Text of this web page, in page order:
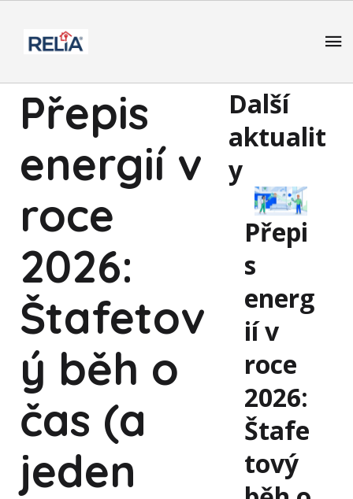
Přepis
energií v
roce
2026:
Štafetov
ý běh o
čas (a
jeden
Další
aktualit
y
Přepi
s
energ
ií v
roce
2026:
Štafe
tový